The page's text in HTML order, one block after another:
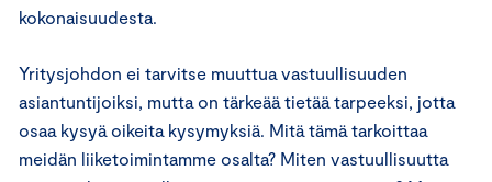
kokonaisuudesta.
Yritysjohdon ei tarvitse muuttua vastuullisuuden
asiantuntijoiksi, mutta on tärkeää tietää tarpeeksi, jotta
osaa kysyä oikeita kysymyksiä. Mitä tämä tarkoittaa
meidän liiketoimintamme osalta? Miten vastuullisuutta